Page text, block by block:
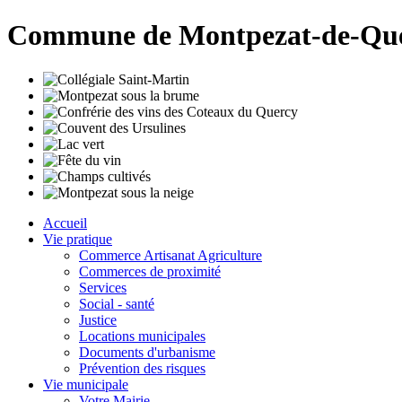
Commune de Montpezat-de-
Accueil
Vie pratique
Commerce Artisanat Agriculture
Commerces de proximité
Services
Social - santé
Justice
Locations municipales
Documents d'urbanisme
Prévention des risques
Vie municipale